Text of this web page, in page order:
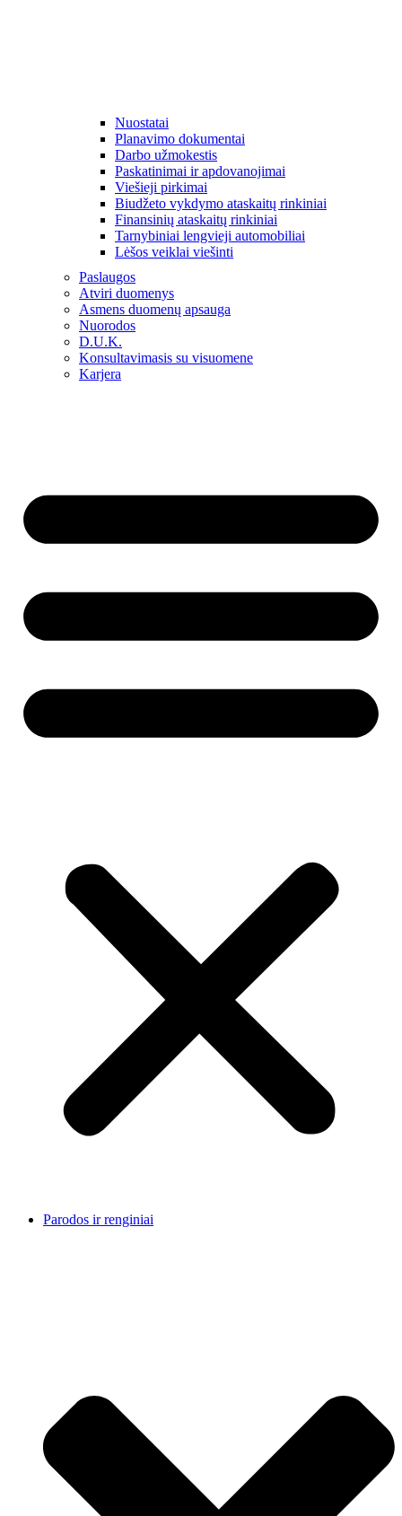
Nuostatai
Planavimo dokumentai
Darbo užmokestis
Paskatinimai ir apdovanojimai
Viešieji pirkimai
Biudžeto vykdymo ataskaitų rinkiniai
Finansinių ataskaitų rinkiniai
Tarnybiniai lengvieji automobiliai
Lėšos veiklai viešinti
Paslaugos
Atviri duomenys
Asmens duomenų apsauga
Nuorodos
D.U.K.
Konsultavimasis su visuomene
Karjera
Parodos ir renginiai